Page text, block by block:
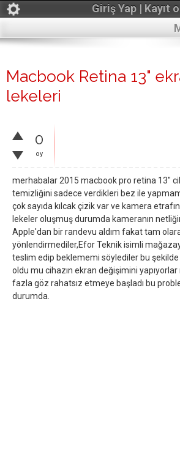
Giriş Yap | Kayıt ol
Macbook Retina 13"
lekeleri
0
oy
merhabalar 2015 macbook pro retina 13"
temizliğini sadece verdikleri bez ile
çok sayıda kılcak çizik var ve kamera
lekeler oluşmuş durumda kameranın
Apple'dan bir randevu aldım fakat tam
yönlendirmediler,Efor Teknik isimli
teslim edip beklememi söylediler bu şekilde
oldu mu cihazın ekran değişimini
fazla göz rahatsız etmeye başladı bu
durumda.